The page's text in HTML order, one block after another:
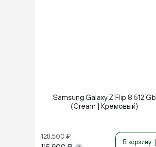
Samsung Galaxy Z Flip 8 512 Gb
(Cream | Кремовый)
128,500₽
В корзину